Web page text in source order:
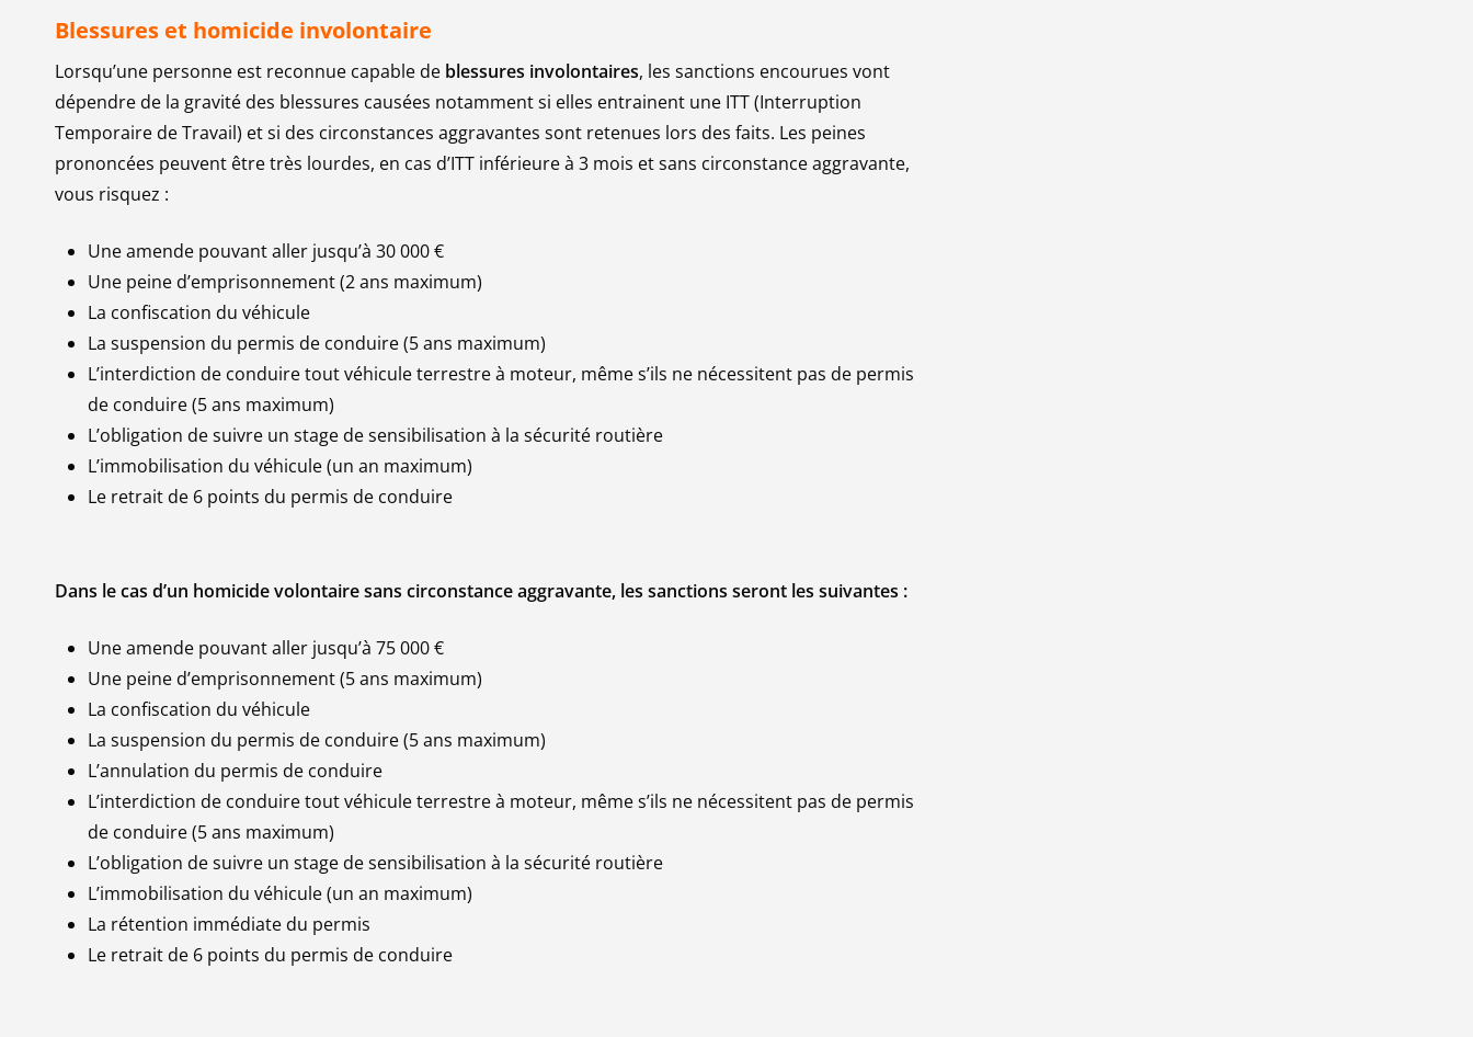
Blessures et homicide involontaire
Lorsqu’une personne est reconnue capable de blessures involontaires, les sanctions encourues vont
dépendre de la gravité des blessures causées notamment si elles entrainent une ITT (Interruption
Temporaire de Travail) et si des circonstances aggravantes sont retenues lors des faits. Les peines
prononcées peuvent être très lourdes, en cas d’ITT inférieure à 3 mois et sans circonstance aggravante,
vous risquez :
Une amende pouvant aller jusqu’à 30 000 €
Une peine d’emprisonnement (2 ans maximum)
La confiscation du véhicule
La suspension du permis de conduire (5 ans maximum)
L’interdiction de conduire tout véhicule terrestre à moteur, même s’ils ne nécessitent pas de permis
de conduire (5 ans maximum)
L’obligation de suivre un stage de sensibilisation à la sécurité routière
L’immobilisation du véhicule (un an maximum)
Le retrait de 6 points du permis de conduire
Dans le cas d’un homicide volontaire sans circonstance aggravante, les sanctions seront les suivantes :
Une amende pouvant aller jusqu’à 75 000 €
Une peine d’emprisonnement (5 ans maximum)
La confiscation du véhicule
La suspension du permis de conduire (5 ans maximum)
L’annulation du permis de conduire
L’interdiction de conduire tout véhicule terrestre à moteur, même s’ils ne nécessitent pas de permis
de conduire (5 ans maximum)
L’obligation de suivre un stage de sensibilisation à la sécurité routière
L’immobilisation du véhicule (un an maximum)
La rétention immédiate du permis
Le retrait de 6 points du permis de conduire